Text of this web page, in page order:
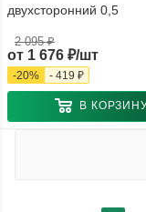
двухсторонний 0,5
от 1 676 ₽/шт
2 095 ₽
-20% - 419 ₽
В